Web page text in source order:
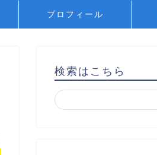
プロフィール
検索はこちら